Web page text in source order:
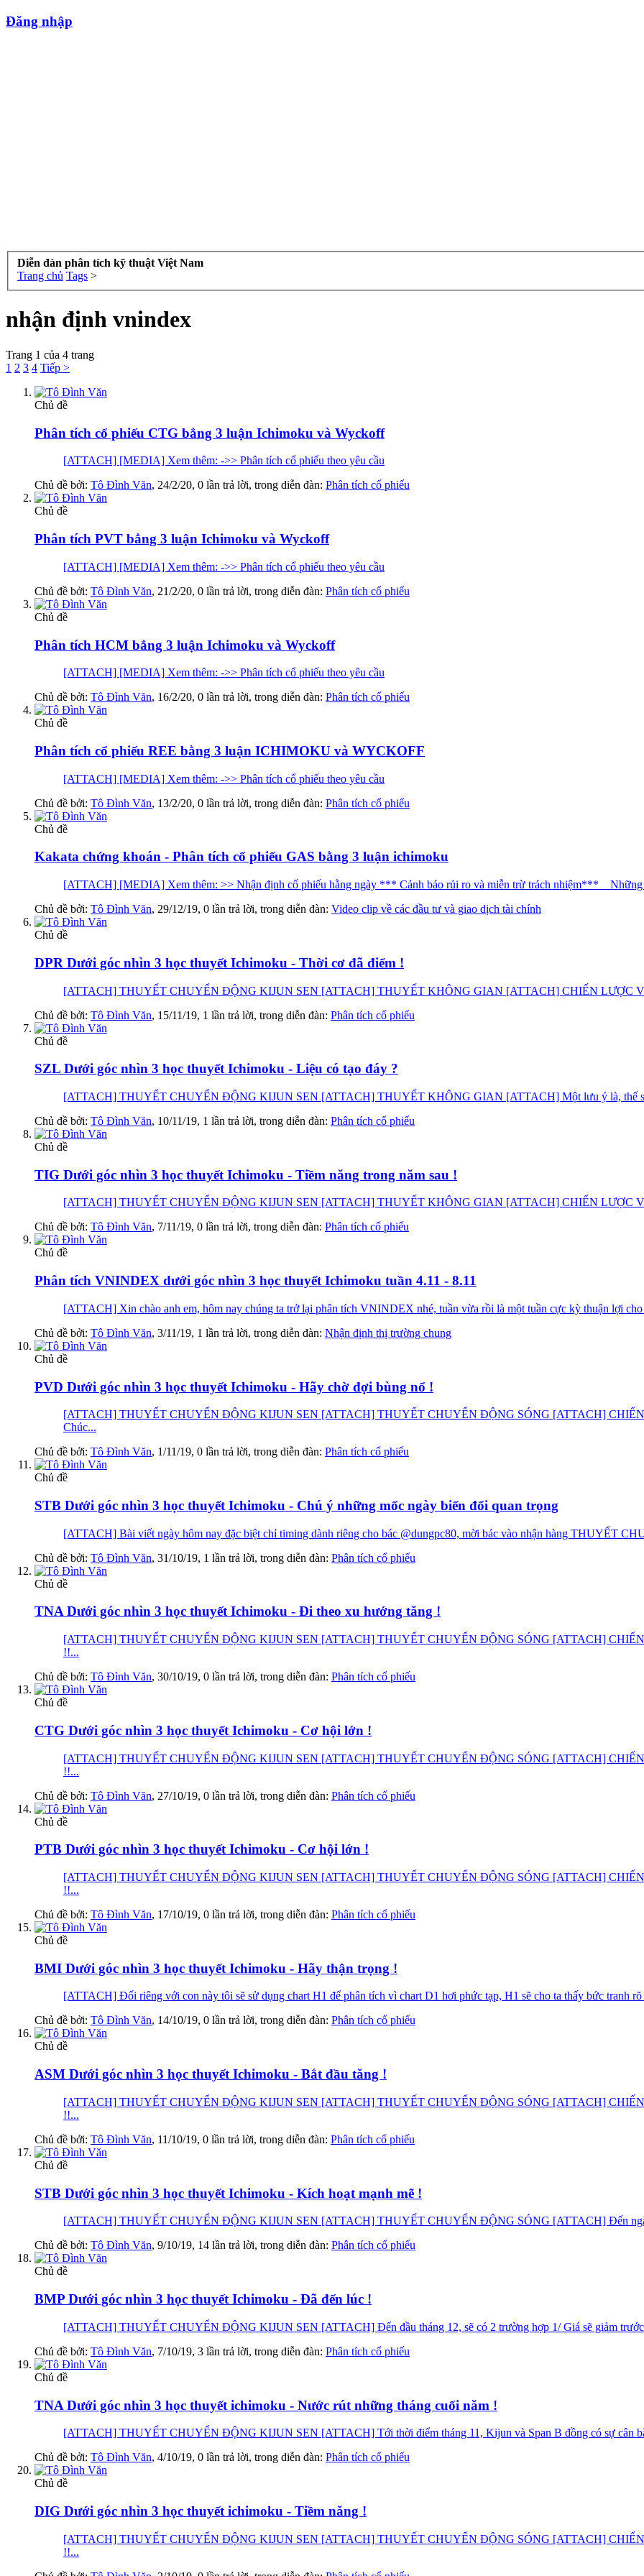
Đăng nhập
Diễn đàn phân tích kỹ thuật Việt Nam
Trang chủ Tags >
nhận định vnindex
Trang 1 của 4 trang
1 2 3 4 Tiếp >
Chủ đề
Phân tích cổ phiếu CTG bẳng 3 luận Ichimoku và Wyckoff
[ATTACH] [MEDIA] Xem thêm: ->> Phân tích cổ phiếu theo yêu cầu
Chủ đề bởi: Tô Đình Văn, 24/2/20, 0 lần trả lời, trong diễn đàn: Phân tích cổ phiếu
Chủ đề
Phân tích PVT bẳng 3 luận Ichimoku và Wyckoff
[ATTACH] [MEDIA] Xem thêm: ->> Phân tích cổ phiếu theo yêu cầu
Chủ đề bởi: Tô Đình Văn, 21/2/20, 0 lần trả lời, trong diễn đàn: Phân tích cổ phiếu
Chủ đề
Phân tích HCM bẳng 3 luận Ichimoku và Wyckoff
[ATTACH] [MEDIA] Xem thêm: ->> Phân tích cổ phiếu theo yêu cầu
Chủ đề bởi: Tô Đình Văn, 16/2/20, 0 lần trả lời, trong diễn đàn: Phân tích cổ phiếu
Chủ đề
Phân tích cổ phiếu REE bằng 3 luận ICHIMOKU và WYCKOFF
[ATTACH] [MEDIA] Xem thêm: ->> Phân tích cổ phiếu theo yêu cầu
Chủ đề bởi: Tô Đình Văn, 13/2/20, 0 lần trả lời, trong diễn đàn: Phân tích cổ phiếu
Chủ đề
Kakata chứng khoán - Phân tích cổ phiếu GAS bằng 3 luận ichimoku
[ATTACH] [MEDIA] Xem thêm: >> Nhận định cố phiếu hằng ngày *** Cảnh báo rủi ro và miễn trừ trách nhiệm*** _ Những
Chủ đề bởi: Tô Đình Văn, 29/12/19, 0 lần trả lời, trong diễn đàn: Video clip về các đầu tư và giao dịch tài chính
Chủ đề
DPR Dưới góc nhìn 3 học thuyết Ichimoku - Thời cơ đã điểm !
[ATTACH] THUYẾT CHUYỂN ĐỘNG KIJUN SEN [ATTACH] THUYẾT KHÔNG GIAN [ATTACH] CHIẾN LƯỢC
Chủ đề bởi: Tô Đình Văn, 15/11/19, 1 lần trả lời, trong diễn đàn: Phân tích cổ phiếu
Chủ đề
SZL Dưới góc nhìn 3 học thuyết Ichimoku - Liệu có tạo đáy ?
[ATTACH] THUYẾT CHUYỂN ĐỘNG KIJUN SEN [ATTACH] THUYẾT KHÔNG GIAN [ATTACH] Một lưu ý là, thế
Chủ đề bởi: Tô Đình Văn, 10/11/19, 1 lần trả lời, trong diễn đàn: Phân tích cổ phiếu
Chủ đề
TIG Dưới góc nhìn 3 học thuyết Ichimoku - Tiềm năng trong năm sau !
[ATTACH] THUYẾT CHUYỂN ĐỘNG KIJUN SEN [ATTACH] THUYẾT KHÔNG GIAN [ATTACH] CHIẾN LƯỢC
Chủ đề bởi: Tô Đình Văn, 7/11/19, 0 lần trả lời, trong diễn đàn: Phân tích cổ phiếu
Chủ đề
Phân tích VNINDEX dưới góc nhìn 3 học thuyết Ichimoku tuần 4.11 - 8.11
[ATTACH] Xin chào anh em, hôm nay chúng ta trở lại phân tích VNINDEX nhé, tuần vừa rồi là một tuần cực kỳ thuận lợi cho
Chủ đề bởi: Tô Đình Văn, 3/11/19, 1 lần trả lời, trong diễn đàn: Nhận định thị trường chung
Chủ đề
PVD Dưới góc nhìn 3 học thuyết Ichimoku - Hãy chờ đợi bùng nổ !
[ATTACH] THUYẾT CHUYỂN ĐỘNG KIJUN SEN [ATTACH] THUYẾT CHUYỂN ĐỘNG SÓNG [ATTACH]
Chúc...
Chủ đề bởi: Tô Đình Văn, 1/11/19, 0 lần trả lời, trong diễn đàn: Phân tích cổ phiếu
Chủ đề
STB Dưới góc nhìn 3 học thuyết Ichimoku - Chú ý những mốc ngày biến đổi quan trọng
[ATTACH] Bài viết ngày hôm nay đặc biệt chỉ timing dành riêng cho bác @dungpc80, mời bác vào nhận hàng THUYẾT
Chủ đề bởi: Tô Đình Văn, 31/10/19, 1 lần trả lời, trong diễn đàn: Phân tích cổ phiếu
Chủ đề
TNA Dưới góc nhìn 3 học thuyết Ichimoku - Đi theo xu hướng tăng !
[ATTACH] THUYẾT CHUYỂN ĐỘNG KIJUN SEN [ATTACH] THUYẾT CHUYỂN ĐỘNG SÓNG [ATTACH] CHIẾN
!!...
Chủ đề bởi: Tô Đình Văn, 30/10/19, 0 lần trả lời, trong diễn đàn: Phân tích cổ phiếu
Chủ đề
CTG Dưới góc nhìn 3 học thuyết Ichimoku - Cơ hội lớn !
[ATTACH] THUYẾT CHUYỂN ĐỘNG KIJUN SEN [ATTACH] THUYẾT CHUYỂN ĐỘNG SÓNG [ATTACH] CHIẾN
!!...
Chủ đề bởi: Tô Đình Văn, 27/10/19, 0 lần trả lời, trong diễn đàn: Phân tích cổ phiếu
Chủ đề
PTB Dưới góc nhìn 3 học thuyết Ichimoku - Cơ hội lớn !
[ATTACH] THUYẾT CHUYỂN ĐỘNG KIJUN SEN [ATTACH] THUYẾT CHUYỂN ĐỘNG SÓNG [ATTACH] CHIẾN
!!...
Chủ đề bởi: Tô Đình Văn, 17/10/19, 0 lần trả lời, trong diễn đàn: Phân tích cổ phiếu
Chủ đề
BMI Dưới góc nhìn 3 học thuyết Ichimoku - Hãy thận trọng !
[ATTACH] Đối riêng với con này tôi sẽ sử dụng chart H1 để phân tích vì chart D1 hơi phức tạp, H1 sẽ cho ta thấy bức tranh
Chủ đề bởi: Tô Đình Văn, 14/10/19, 0 lần trả lời, trong diễn đàn: Phân tích cổ phiếu
Chủ đề
ASM Dưới góc nhìn 3 học thuyết Ichimoku - Bắt đầu tăng !
[ATTACH] THUYẾT CHUYỂN ĐỘNG KIJUN SEN [ATTACH] THUYẾT CHUYỂN ĐỘNG SÓNG [ATTACH] CHIẾN
!!...
Chủ đề bởi: Tô Đình Văn, 11/10/19, 0 lần trả lời, trong diễn đàn: Phân tích cổ phiếu
Chủ đề
STB Dưới góc nhìn 3 học thuyết Ichimoku - Kích hoạt mạnh mẽ !
[ATTACH] THUYẾT CHUYỂN ĐỘNG KIJUN SEN [ATTACH] THUYẾT CHUYỂN ĐỘNG SÓNG [ATTACH] Đến ngày
Chủ đề bởi: Tô Đình Văn, 9/10/19, 14 lần trả lời, trong diễn đàn: Phân tích cổ phiếu
Chủ đề
BMP Dưới góc nhìn 3 học thuyết Ichimoku - Đã đến lúc !
[ATTACH] THUYẾT CHUYỂN ĐỘNG KIJUN SEN [ATTACH] Đến đầu tháng 12, sẽ có 2 trường hợp 1/ Giá sẽ giảm trước
Chủ đề bởi: Tô Đình Văn, 7/10/19, 3 lần trả lời, trong diễn đàn: Phân tích cổ phiếu
Chủ đề
TNA Dưới góc nhìn 3 học thuyết ichimoku - Nước rút những tháng cuối năm !
[ATTACH] THUYẾT CHUYỂN ĐỘNG KIJUN SEN [ATTACH] Tới thời điểm tháng 11, Kijun và Span B đồng có sự cân
Chủ đề bởi: Tô Đình Văn, 4/10/19, 0 lần trả lời, trong diễn đàn: Phân tích cổ phiếu
Chủ đề
DIG Dưới góc nhìn 3 học thuyết ichimoku - Tiềm năng !
[ATTACH] THUYẾT CHUYỂN ĐỘNG KIJUN SEN [ATTACH] THUYẾT CHUYỂN ĐỘNG SÓNG [ATTACH] CHIẾN
!!...